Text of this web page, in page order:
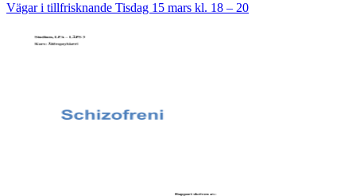
Vägar i tillfrisknande Tisdag 15 mars kl. 18 – 20